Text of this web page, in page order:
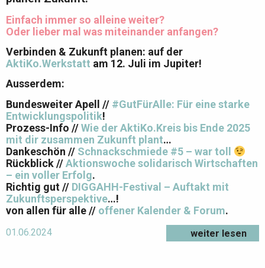
Einfach immer so alleine weiter?
Oder lieber mal was miteinander anfangen?
Verbinden & Zukunft planen: auf der
AktiKo.Werkstatt am 12. Juli im Jupiter!
Ausserdem:
Bundesweiter Apell // #GutFürAlle: Für eine starke
Entwicklungspolitik!
Prozess-Info //Wie der AktiKo.Kreis bis Ende 2025
mit dir zusammen Zukunft plant…
Dankeschön // Schnackschmiede #5 – war toll
Rückblick //Aktionswoche solidarisch Wirtschaften
– ein voller Erfolg.
Richtig gut // DIGGAHH-Festival – Auftakt mit
Zukunftsperspektive…!
von allen für alle // offener Kalender & Forum.
01.06.2024 weiter lesen